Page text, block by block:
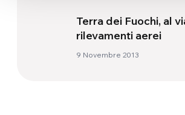
Terra dei Fuochi, al
rilevamenti aerei
9 Novembre 2013